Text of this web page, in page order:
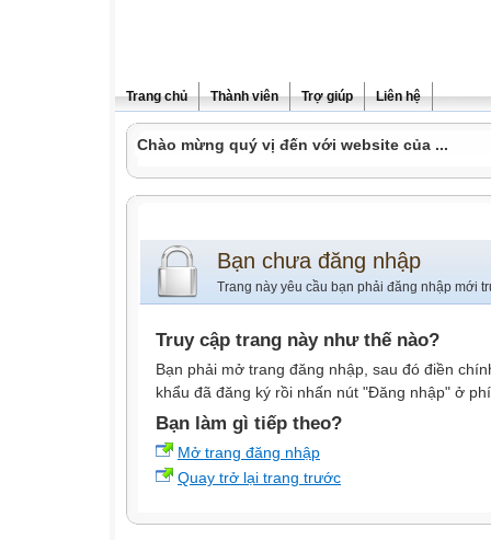
Trang chủ Thành viên Trợ giúp Liên hệ
Chào mừng quý vị đến với website của ...
Bạn chưa đăng nhập
Trang này yêu cầu bạn phải đăng nhập mới
Truy cập trang này như thế nào?
Bạn phải mở trang đăng nhập, sau đó điền
khẩu đã đăng ký rồi nhấn nút "Đăng nhập" ở
Bạn làm gì tiếp theo?
Mở trang đăng nhập
Quay trở lại trang trước